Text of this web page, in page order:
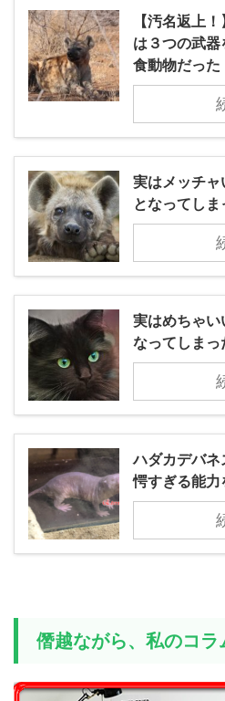
【汚名返上
は３つの武
食動物だった
実はメッチ
となってし
実はめちゃい
なってしまっ
ハダカデバ
愕すぎる能力
僭越ながら、私のコラ